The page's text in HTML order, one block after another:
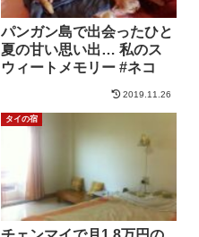
パンガン島で出会ったひと
夏の甘い思い出… 私のス
ウィートメモリー #ネコ
2019.11.26
タイの宿